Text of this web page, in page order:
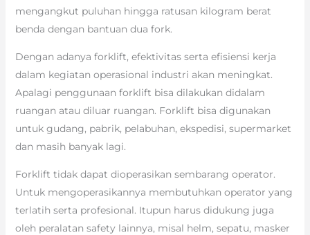
mengangkut puluhan hingga ratusan kilogram berat
benda dengan bantuan dua fork.
Dengan adanya forklift, efektivitas serta efisiensi kerja
dalam kegiatan operasional industri akan meningkat.
Apalagi penggunaan forklift bisa dilakukan didalam
ruangan atau diluar ruangan. Forklift bisa digunakan
untuk gudang, pabrik, pelabuhan, ekspedisi, supermarket
dan masih banyak lagi.
Forklift tidak dapat dioperasikan sembarang operator.
Untuk mengoperasikannya membutuhkan operator yang
terlatih serta profesional. Itupun harus didukung juga
oleh peralatan safety lainnya, misal helm, sepatu, masker